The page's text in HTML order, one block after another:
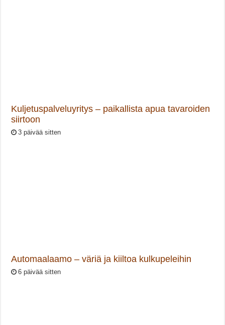
Kuljetuspalveluyritys – paikallista apua tavaroiden
siirtoon
3 päivää sitten
Automaalaamo – väriä ja kiiltoa kulkupeleihin
6 päivää sitten